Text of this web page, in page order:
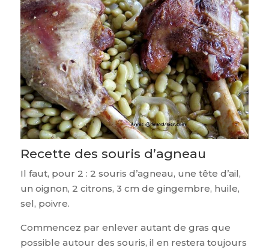
Recette des souris d’agneau
Il faut, pour 2 : 2 souris d’agneau, une tête d’ail,
un oignon, 2 citrons, 3 cm de gingembre, huile,
sel, poivre.
Commencez par enlever autant de gras que
possible autour des souris, il en restera toujours